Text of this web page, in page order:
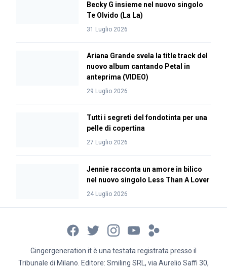
Becky G insieme nel nuovo singolo
Te Olvido (La La)
31 Luglio 2026
Ariana Grande svela la title track del
nuovo album cantando Petal in
anteprima (VIDEO)
29 Luglio 2026
Tutti i segreti del fondotinta per una
pelle di copertina
27 Luglio 2026
Jennie racconta un amore in bilico
nel nuovo singolo Less Than A Lover
24 Luglio 2026
Gingergeneration.it è una testata registrata presso il
Tribunale di Milano. Editore: Smiling SRL, via Aurelio Saffi 30,